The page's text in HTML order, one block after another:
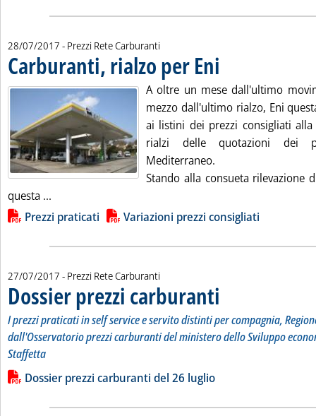
28/07/2017 - Prezzi Rete Carburanti
Carburanti, rialzo per Eni
A oltre un mese dall'ultimo
mezzo dall'ultimo rialzo, Eni
ai listini dei prezzi consigliati
rialzi delle quotazioni dei
Mediterraneo.
Stando alla consueta rilevazione
questa ...
Lista allegati PDF alla notizia
Prezzi praticati Variazioni prezzi consigliati
27/07/2017 - Prezzi Rete Carburanti
Dossier prezzi carburanti
I prezzi praticati in self service e servito distinti per compagnia,
dall'Osservatorio prezzi carburanti del ministero dello Sviluppo
Staffetta
Leggi tutta la notizia: 'Dossier prezzi carburanti'
Lista allegati PDF alla notizia
Dossier prezzi carburanti del 26 luglio